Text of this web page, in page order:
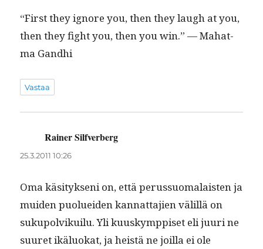
“First they ignore you, then they laugh at you,
then they fight you, then you win.” — Mahat­
ma Gandhi
Vastaa
Rainer Silfverberg
25.3.2011 10:26
Oma käsi­tyk­seni on, että perus­suo­ma­lais­ten ja
muiden puoluei­den kan­nat­ta­jien välil­lä on
sukupolvikuilu. Yli kuuskymp­piset eli juuri ne
suuret ikälu­okat, ja heistä ne joil­la ei ole